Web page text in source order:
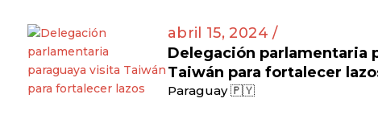
abril 15, 2024 /
Delegación parlamentaria
Taiwán para fortalecer
Paraguay 🇵🇾